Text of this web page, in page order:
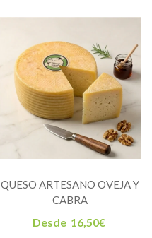
QUESO ARTESANO OVEJA Y
CABRA
Desde 16,50€